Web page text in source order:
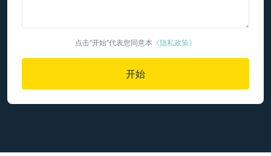
点击“开始”代表您同意本 《隐私政策》
开始